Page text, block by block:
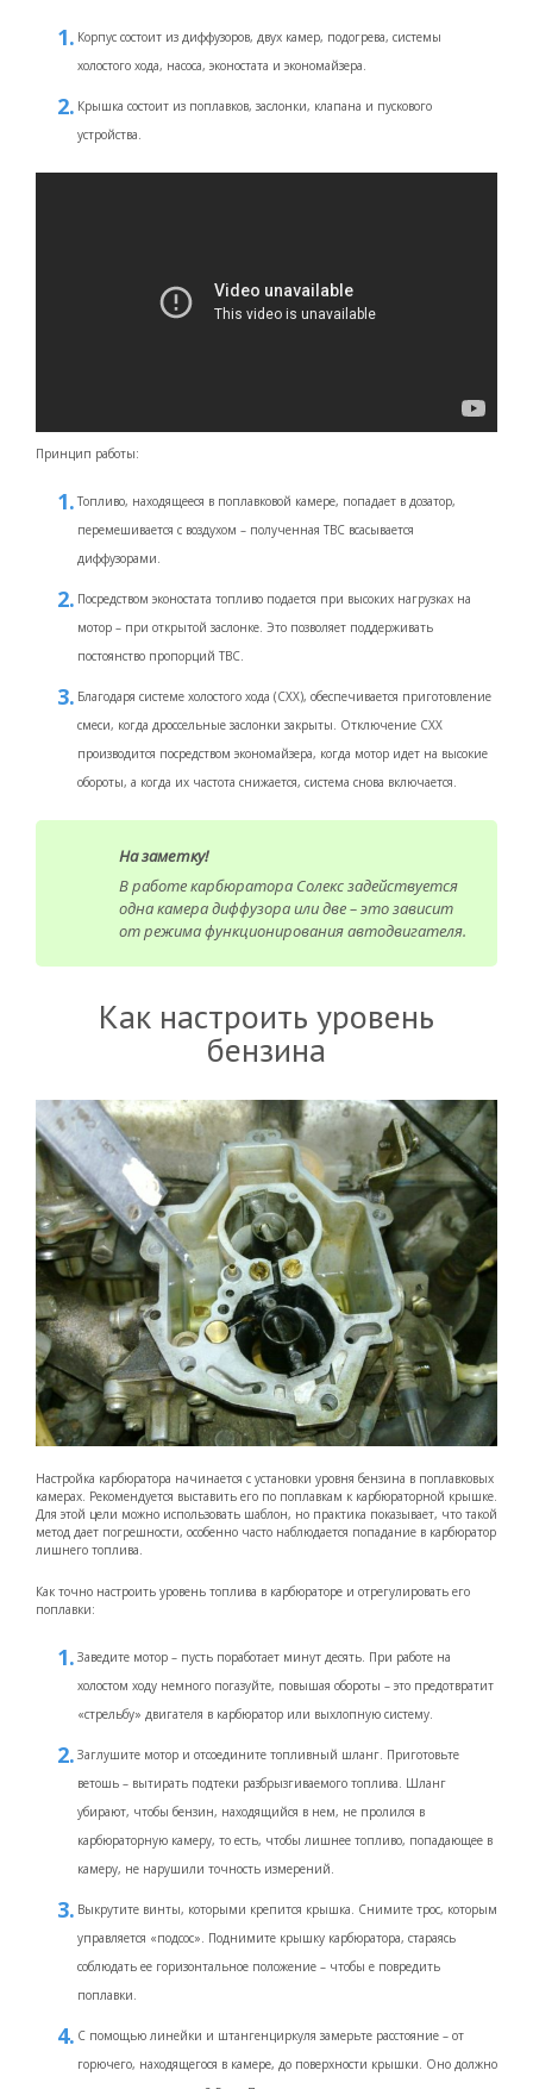
Корпус состоит из диффузоров, двух камер, подогрева, системы
холостого хода, насоса, эконостата и экономайзера.
Крышка состоит из поплавков, заслонки, клапана и пускового
устройства.
Принцип работы:
Топливо, находящееся в поплавковой камере, попадает в дозатор,
перемешивается с воздухом – полученная ТВС всасывается
диффузорами.
Посредством эконостата топливо подается при высоких нагрузках на
мотор – при открытой заслонке. Это позволяет поддерживать
постоянство пропорций ТВС.
Благодаря системе холостого хода (СХХ), обеспечивается приготовление
смеси, когда дроссельные заслонки закрыты. Отключение СХХ
производится посредством экономайзера, когда мотор идет на высокие
обороты, а когда их частота снижается, система снова включается.
На заметку!
В работе карбюратора Солекс задействуется
одна камера диффузора или две – это зависит
от режима функционирования автодвигателя.
Как настроить уровень
бензина
Настройка карбюратора начинается с установки уровня бензина в поплавковых
камерах. Рекомендуется выставить его по поплавкам к карбюраторной крышке.
Для этой цели можно использовать шаблон, но практика показывает, что такой
метод дает погрешности, особенно часто наблюдается попадание в карбюратор
лишнего топлива.
Как точно настроить уровень топлива в карбюраторе и отрегулировать его
поплавки:
Заведите мотор – пусть поработает минут десять. При работе на
холостом ходу немного погазуйте, повышая обороты – это предотвратит
«стрельбу» двигателя в карбюратор или выхлопную систему.
Заглушите мотор и отсоедините топливный шланг. Приготовьте
ветошь – вытирать подтеки разбрызгиваемого топлива. Шланг
убирают, чтобы бензин, находящийся в нем, не пролился в
карбюраторную камеру, то есть, чтобы лишнее топливо, попадающее в
камеру, не нарушили точность измерений.
Выкрутите винты, которыми крепится крышка. Снимите трос, которым
управляется «подсос». Поднимите крышку карбюратора, стараясь
соблюдать ее горизонтальное положение – чтобы е повредить
поплавки.
С помощью линейки и штангенциркуля замерьте расстояние – от
горючего, находящегося в камере, до поверхности крышки. Оно должно